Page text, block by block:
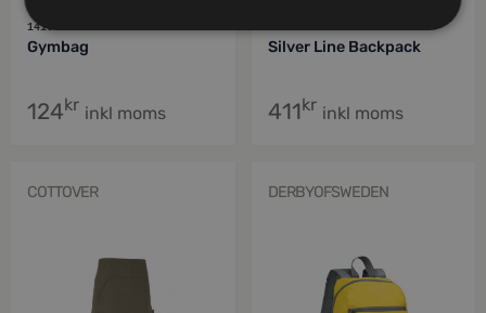
141033-106-0
Gymbag
124kr inkl moms
Silver Line Backpack
411kr inkl moms
COTTOVER DERBYOFSWEDEN